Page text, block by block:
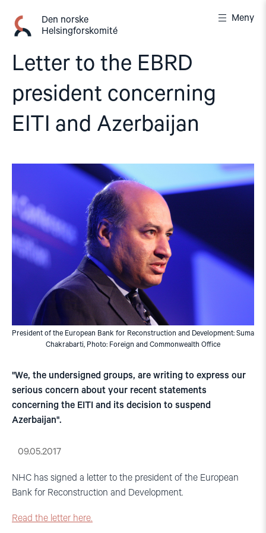
innhold
Den norske
Helsingforskomité
Meny
Letter to the EBRD
president concerning
EITI and Azerbaijan
President of the European Bank for Reconstruction and Development: Suma
Chakrabarti, Photo: Foreign and Commonwealth Office
"We, the undersigned groups, are writing to express our
serious concern about your recent statements
concerning the EITI and its decision to suspend
Azerbaijan".
09.05.2017
NHC has signed a letter to the president of the European
Bank for Reconstruction and Development.
Read the letter here.